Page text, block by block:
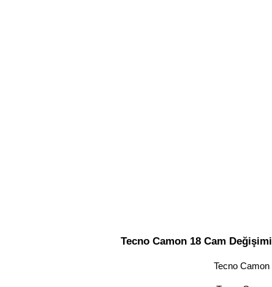
Tecno Camon 18 Cam
Tecno